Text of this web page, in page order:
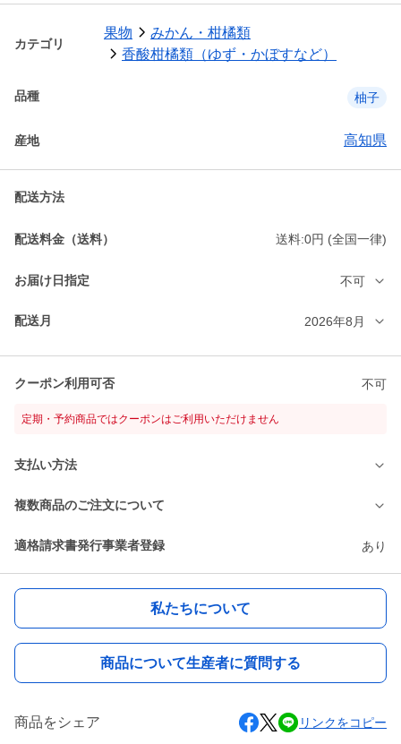
カテゴリ
果物
みかん・柑橘類
香酸柑橘類（ゆず・かぼすなど）
品種 柚子
産地 高知県
配送方法
配送料金（送料） 送料:0円 (全国一律)
お届け日指定 不可
配送月 2026年8月
クーポン利用可否 不可
定期・予約商品ではクーポンはご利用いただけません
支払い方法
複数商品のご注文について
適格請求書発行事業者登録 あり
私たちについて
商品について生産者に質問する
商品をシェア リンクをコピー